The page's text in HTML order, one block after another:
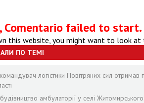
Comentario failed to start.
this website, you might want to look at
ПО ТЕМІ
логістики Повітряних сил
амбулаторії у селі